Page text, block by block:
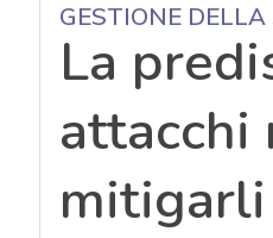
GESTIONE
La
attacchi
mitigarli